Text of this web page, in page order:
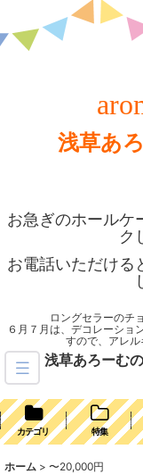
浅草あ
お急ぎのホールケ
ク
お電話いただける
ロングセラーのチ
６月７月は、デコレーショ
すので、アレ
浅草あろーむ
カテゴリ 特集
ホーム > 〜20,000円